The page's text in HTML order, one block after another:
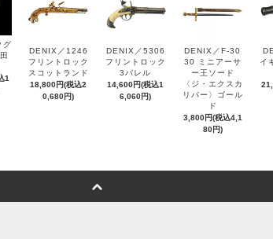
グ
1
DENIX／1246
フリントロック
スコットランド
18,800円(税込2
0,680円)
DENIX／5306
フリントロック
3バレル
14,600円(税込1
6,060円)
DENIX／F-30
30 ミニアーサ
ー王ソード
〈ジ・エクスカ
リバー〉ゴール
ド
3,800円(税込4,1
80円)
イ